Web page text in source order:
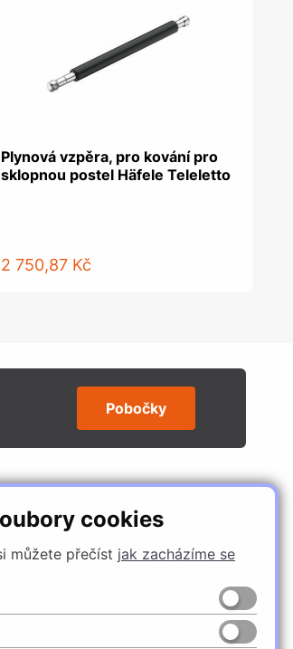
cookies
můžete přečíst jak zacházíme se
Plynová vzpěra, pro kování pro
sklopnou postel Häfele Teleletto
2 750,87 Kč
Pobočky
NÁS